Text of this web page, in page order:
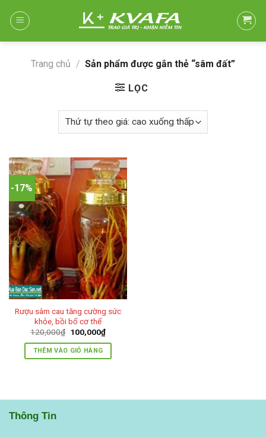
Trang chủ / Sản phẩm được gắn thẻ “sâm đất”
LỌC
-17%
Rượu sâm cau tăng cường sức
khỏe, bồi bổ cơ thể
120,000₫ Giá
là:
120,000₫.
100,000₫Giá
hiện
tại
100,000₫.
THÊM VÀO GIỎ HÀNG
Thông Tin